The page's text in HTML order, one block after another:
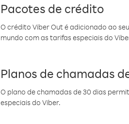
Pacotes de crédito
O crédito Viber Out é adicionado ao
mundo com as tarifas especiais do
Planos de chamadas
O plano de chamadas de 30 dias
especiais do Viber.